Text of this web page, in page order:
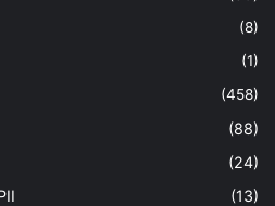
(8)
(1)
(458)
(88)
(24)
(13)